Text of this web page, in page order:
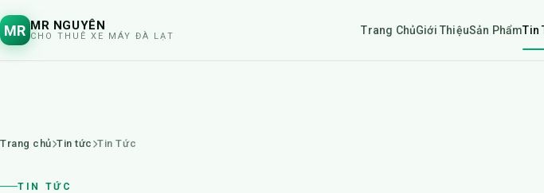
MR MR NGUYÊN
CHO THUÊ XE MÁY ĐÀ LẠT Trang ChủGiới ThiệuSản PhẩmTin
Trang chủ Tin tức Tin Tức
TIN TỨC